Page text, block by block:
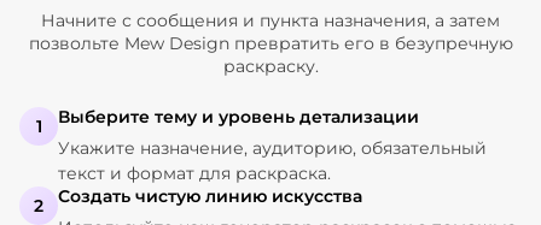
Начните с сообщения и пункта назначения, а затем
позвольте Mew Design превратить его в безупречную
раскраску.
1
Выберите тему и уровень детализации
Укажите назначение, аудиторию, обязательный
текст и формат для раскраска.
2
Создать чистую линию искусства